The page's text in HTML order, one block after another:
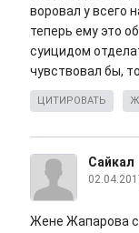
воровал у всего
теперь ему это
суицидом
чувствовал бы,
ЦИТИРОВАТЬ
Сайкал
Жене Жапарова